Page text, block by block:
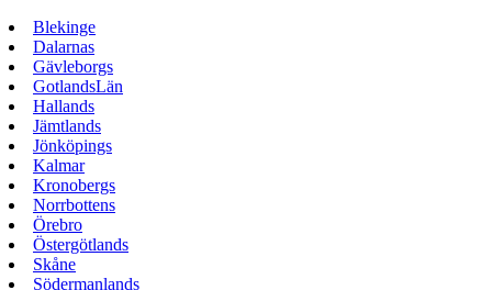
Blekinge
Dalarnas
Gävleborgs
GotlandsLän
Hallands
Jämtlands
Jönköpings
Kalmar
Kronobergs
Norrbottens
Örebro
Östergötlands
Skåne
Södermanlands